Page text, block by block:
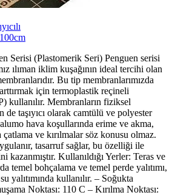
Serisi (Plastomerik Seri) Penguen serisi
ılıman iklim kuşağının ideal tercihi olan
Bu tip membranlarımızda
arttırmak için termoplastik reçineli
kullanılır. Membranların fiziksel
taşıyıcı olarak camtülü ve polyester
hava koşullarında erime ve akma,
ve kırılmalar söz konusu olmaz.
tasarruf sağlar, bu özelliği ile
kazanmıştır. Kullanıldığı Yerler: Teras ve
temel bohçalama ve temel perde yalıtımı,
yalıtımında kullanılır. – Soğukta
Noktası: 110 C – Kırılma Noktası: